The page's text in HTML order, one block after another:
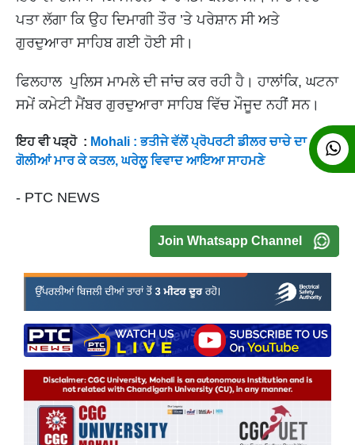
ਪਤਾ ਲੱਗਾ ਕਿ ਉਹ ਦਿਮਾਗੀ ਤੌਰ ’ਤੇ ਪਰੇਸ਼ਾਨ ਸੀ ਅਤੇ
ਗੁਰਦੁਆਰਾ ਸਾਹਿਬ ਗਈ ਹੋਈ ਸੀ।
ਫਿਲਹਾਲ ਪੁਲਿਸ ਮਾਮਲੇ ਦੀ ਜਾਂਚ ਕਰ ਰਹੀ ਹੈ। ਹਾਲਾਂਕਿ, ਘਟਨਾ
ਸਮੇਂ ਕਮੇਟੀ ਮੈਂਬਰ ਗੁਰਦੁਆਰਾ ਸਾਹਿਬ ਵਿੱਚ ਮੌਜੂਦ ਨਹੀਂ ਸਨ।
ਇਹ ਵੀ ਪੜ੍ਹੋ : Mohali : ਭਤੀਜੇ ਵੱਲੋਂ ਪ੍ਰੋਪਰਟੀ ਡੀਲਰ ਚਾਚੇ ਦਾ
ਗੋਲੀਆਂ ਮਾਰ ਕੇ ਕਤਲ, ਘਰੇਲੂ ਵਿਵਾਦ ਆਇਆ ਸਾਹਮਣੇ
- PTC NEWS
Join Whatsapp Channel